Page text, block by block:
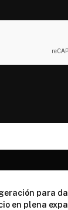
para
en plena